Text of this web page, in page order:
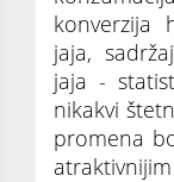
konverzija
jaja,
jaja -
nikakvi
promena